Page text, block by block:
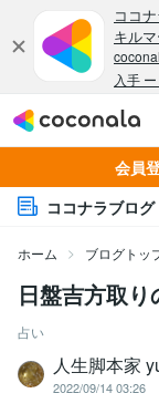
会員
ココナラブログ
ホーム ブログトッ
日盤吉方取
占い
人生脚本家
2022/09/14 03:26